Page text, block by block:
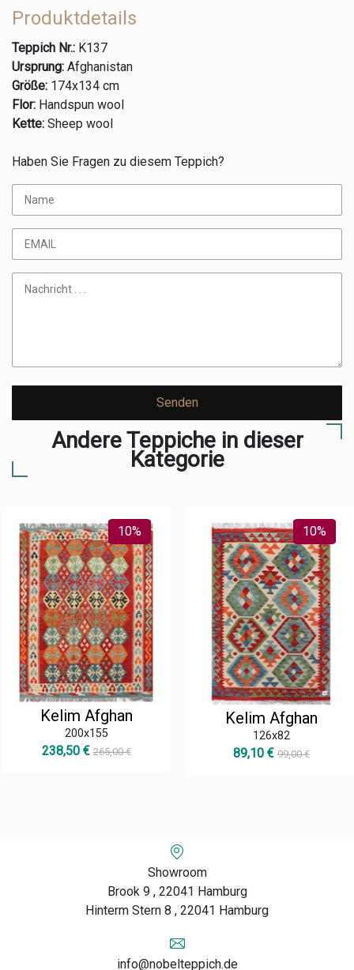
Produktdetails
Teppich Nr.: K137
Ursprung: Afghanistan
Größe: 174x134 cm
Flor: Handspun wool
Kette: Sheep wool
Haben Sie Fragen zu diesem Teppich?
Senden
Andere Teppiche in dieser
Kategorie
10%
Kelim Afghan
200x155
238,50 € 265,00 €
10%
Kelim Afghan
126x82
89,10 € 99,00 €
Showroom
Brook 9 , 22041 Hamburg
Hinterm Stern 8 , 22041 Hamburg
info@nobelteppich.de